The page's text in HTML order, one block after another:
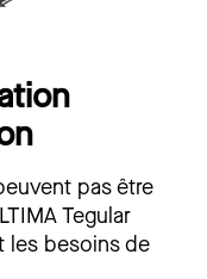
pas être
Tegular
les besoins de